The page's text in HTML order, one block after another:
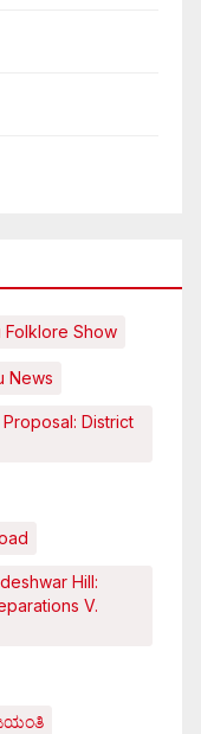
Folklore Show
News
District
Hill:
V.